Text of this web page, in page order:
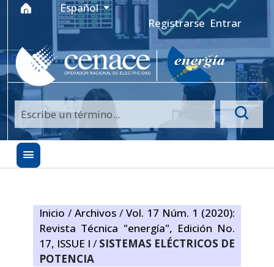
Ir al menú de navegación principal
Ir al contenido principal
Ir al pie de página del sitio
Idioma
Español
Registrarse Entrar
Inicio / Archivos / Vol. 17 Núm. 1 (2020):
Revista Técnica "energía", Edición No.
17, ISSUE I / SISTEMAS ELÉCTRICOS DE
POTENCIA